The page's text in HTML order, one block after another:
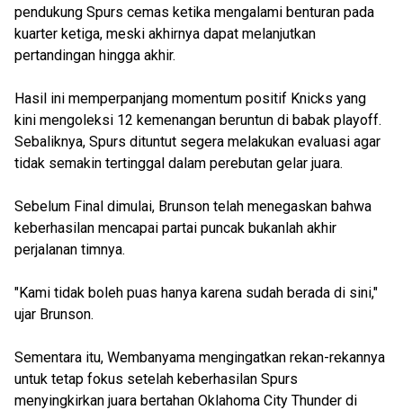
pendukung Spurs cemas ketika mengalami benturan pada
kuarter ketiga, meski akhirnya dapat melanjutkan
pertandingan hingga akhir.
Hasil ini memperpanjang momentum positif Knicks yang
kini mengoleksi 12 kemenangan beruntun di babak playoff.
Sebaliknya, Spurs dituntut segera melakukan evaluasi agar
tidak semakin tertinggal dalam perebutan gelar juara.
Sebelum Final dimulai, Brunson telah menegaskan bahwa
keberhasilan mencapai partai puncak bukanlah akhir
perjalanan timnya.
"Kami tidak boleh puas hanya karena sudah berada di sini,"
ujar Brunson.
Sementara itu, Wembanyama mengingatkan rekan-rekannya
untuk tetap fokus setelah keberhasilan Spurs
menyingkirkan juara bertahan Oklahoma City Thunder di